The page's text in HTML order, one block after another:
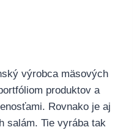
výrobca mäsových
produktov a
Rovnako je aj
salám. Tie vyrába tak